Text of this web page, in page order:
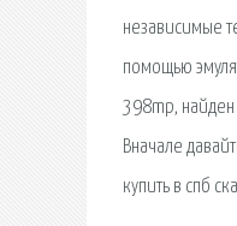
независимые
помощью
398mp, найден
Вначале
купить в спб